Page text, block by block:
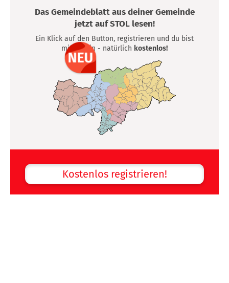
Das Gemeindeblatt aus deiner Gemeinde
jetzt auf STOL lesen!
Ein Klick auf den Button, registrieren und du bist
mittendrin - natürlich kostenlos!
Kostenlos registrieren!